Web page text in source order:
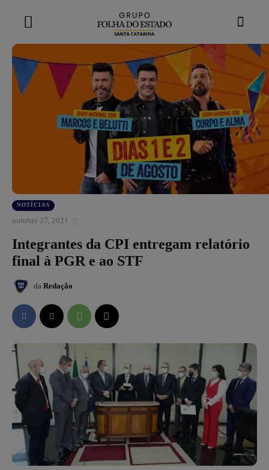
NOTÍCIAS
outubro 27, 2021
Integrantes da CPI entregam relatório
final à PGR e ao STF
da Redação